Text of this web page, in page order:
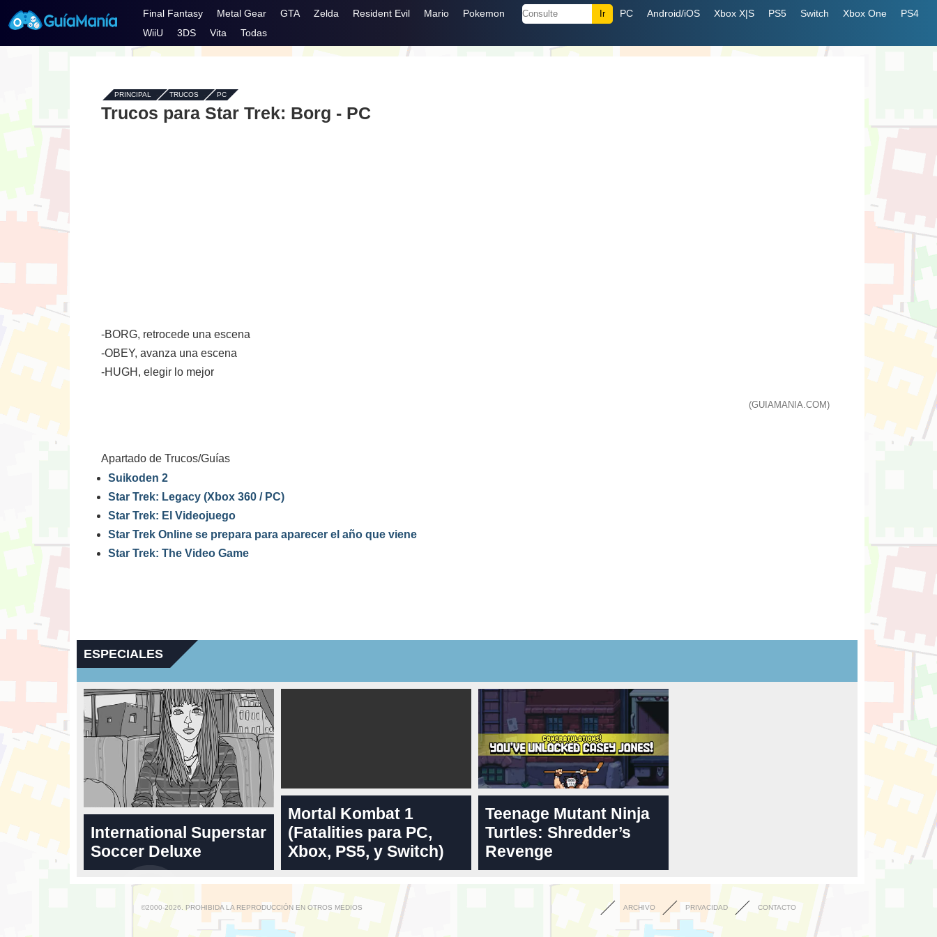
Final Fantasy Metal Gear GTA Zelda Resident Evil Mario Pokemon PC Android/iOS Xbox X|S PS5 Switch Xbox One
PS4
WiiU
3DS Vita Todas
PRINCIPAL - TRUCOS- PC
Trucos para Star Trek: Borg - PC
-BORG, retrocede una escena
-OBEY, avanza una escena
-HUGH, elegir lo mejor
(GUIAMANIA.COM)
Apartado de Trucos/Guías
Suikoden 2
Star Trek: Legacy (Xbox 360 / PC)
Star Trek: El Videojuego
Star Trek Online se prepara para aparecer el año que viene
Star Trek: The Video Game
ESPECIALES
International Superstar
Soccer Deluxe
Mortal Kombat 1
(Fatalities para PC,
Xbox, PS5, y Switch)
Teenage Mutant Ninja
Turtles: Shredder’s
Revenge
©2000-2026. PROHIBIDA LA REPRODUCCIÓN EN OTROS MEDIOS ARCHIVO PRIVACIDAD CONTACTO